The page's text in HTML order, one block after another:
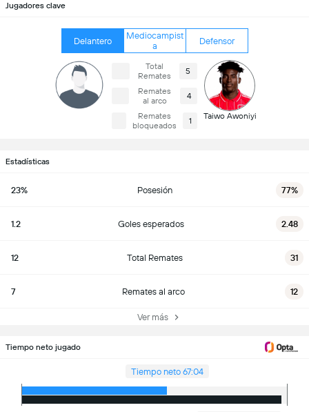
Jugadores clave
Delantero
Mediocampist
a
Defensor
Total
Remates
5
Remates
al arco
4
Remates
bloqueados
1 Taiwo Awoniyi
Estadísticas
23% Posesión 77%
1.2 Goles esperados 2.48
12 Total Remates 31
7 Remates al arco 12
Ver más
Tiempo neto jugado
Tiempo neto 67:04